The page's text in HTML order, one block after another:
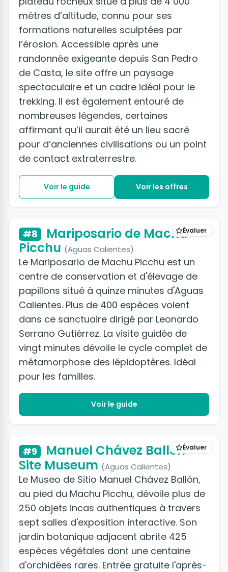
mètres d’altitude, connu pour ses
formations naturelles sculptées par
l’érosion. Accessible après une
randonnée exigeante depuis San Pedro
de Casta, le site offre un paysage
spectaculaire et un cadre idéal pour le
trekking. Il est également entouré de
nombreuses légendes, certaines
affirmant qu’il aurait été un lieu sacré
pour d’anciennes civilisations ou un point
de contact extraterrestre.
Voir le guide Voir les offres
Évaluer
#8
Mariposario de Machu
Picchu (Aguas Calientes)
Le Mariposario de Machu Picchu est un
centre de conservation et d'élevage de
papillons situé à quinze minutes d'Aguas
Calientes. Plus de 400 espèces volent
dans ce sanctuaire dirigé par Leonardo
Serrano Gutiérrez. La visite guidée de
vingt minutes dévoile le cycle complet de
métamorphose des lépidoptères. Idéal
pour les familles.
Voir le guide
Évaluer
#9
Manuel Chávez Ballón
Site Museum (Aguas Calientes)
Le Museo de Sitio Manuel Chávez Ballón,
au pied du Machu Picchu, dévoile plus de
250 objets incas authentiques à travers
sept salles d'exposition interactive. Son
jardin botanique adjacent abrite 425
espèces végétales dont une centaine
d'orchidées rares. Entrée gratuite l'après-